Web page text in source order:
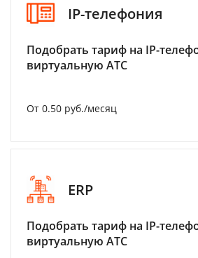
IP-телефония
Подобрать тариф на IP-
виртуальную АТС
От 0.50 руб./месяц
ERP
Подобрать тариф на IP-
виртуальную АТС